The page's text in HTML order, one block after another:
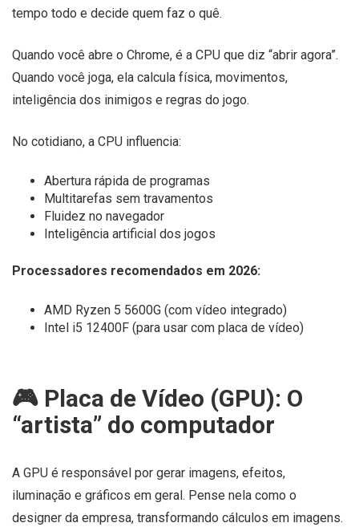
tempo todo e decide quem faz o quê.
Quando você abre o Chrome, é a CPU que diz “abrir agora”.
Quando você joga, ela calcula física, movimentos,
inteligência dos inimigos e regras do jogo.
No cotidiano, a CPU influencia:
Abertura rápida de programas
Multitarefas sem travamentos
Fluidez no navegador
Inteligência artificial dos jogos
Processadores recomendados em 2026:
AMD Ryzen 5 5600G (com vídeo integrado)
Intel i5 12400F (para usar com placa de vídeo)
🎮 Placa de Vídeo (GPU): O
“artista” do computador
A GPU é responsável por gerar imagens, efeitos,
iluminação e gráficos em geral. Pense nela como o
designer da empresa, transformando cálculos em imagens.